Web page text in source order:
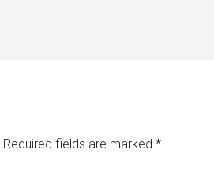
Required fields are marked *